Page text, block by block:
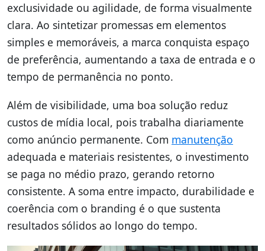
exclusividade ou agilidade, de forma visualmente
clara. Ao sintetizar promessas em elementos
simples e memoráveis, a marca conquista espaço
de preferência, aumentando a taxa de entrada e o
tempo de permanência no ponto.
Além de visibilidade, uma boa solução reduz
custos de mídia local, pois trabalha diariamente
como anúncio permanente. Com manutenção
adequada e materiais resistentes, o investimento
se paga no médio prazo, gerando retorno
consistente. A soma entre impacto, durabilidade e
coerência com o branding é o que sustenta
resultados sólidos ao longo do tempo.